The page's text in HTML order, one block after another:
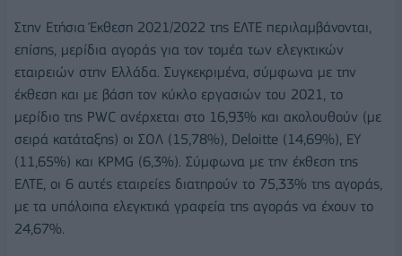
Στην Ετήσια Έκθεση 2021/2022 της ΕΛΤΕ περιλαμβάνονται,
επίσης, μερίδια αγοράς για τον τομέα των ελεγκτικών
εταιρειών στην Ελλάδα. Συγκεκριμένα, σύμφωνα με την
έκθεση και με βάση τον κύκλο εργασιών του 2021, το
μερίδιο της PWC ανέρχεται στο 16,93% και ακολουθούν (με
σειρά κατάταξης) οι ΣΟΛ (15,78%), Deloitte (14,69%), ΕΥ
(11,65%) και KPMG (6,3%). Σύμφωνα με την έκθεση της
ΕΛΤΕ, οι 6 αυτές εταιρείες διατηρούν το 75,33% της αγοράς,
με τα υπόλοιπα ελεγκτικά γραφεία της αγοράς να έχουν το
24,67%.